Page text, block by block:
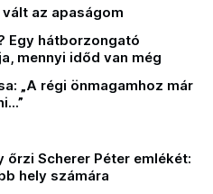
vált az apaságom
Egy hátborzongató
mennyi időd van még
„A régi önmagamhoz már
őrzi Scherer Péter emlékét:
hely számára